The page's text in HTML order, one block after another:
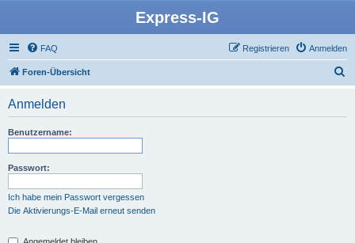
Express-IG
FAQ Anmelden
Registrieren
Foren-Übersicht
Anmelden
Benutzername:
Passwort:
Ich habe mein Passwort vergessen
Die Aktivierungs-E-Mail erneut senden